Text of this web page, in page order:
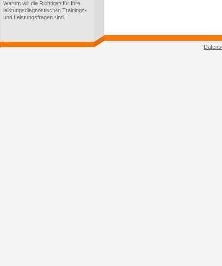
Warum wir die Richtigen für Ihre
leistungsdiagnostischen Trainings-
und Leistungsfragen sind.